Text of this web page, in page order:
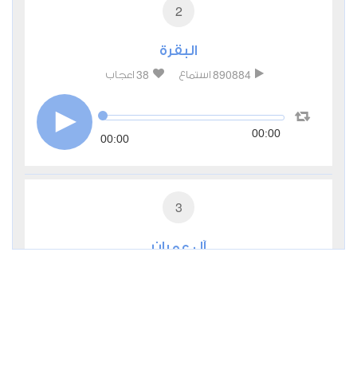
2
البقرة
890884 استماع 38 اعجاب
00:00 00:00
3
آل عمران